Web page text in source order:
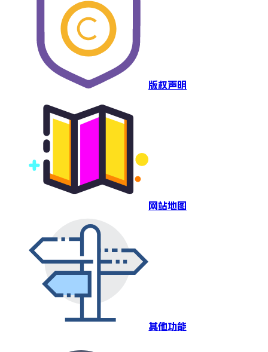
版权声明
网站地图
其他功能